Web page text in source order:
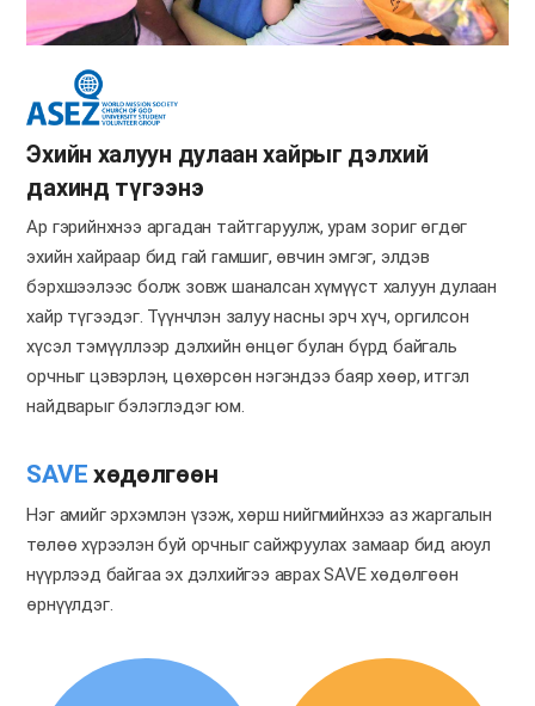
Эхийн халуун дулаан хайрыг дэлхий
дахинд түгээнэ
Ар гэрийнхнээ аргадан тайтгаруулж, урам зориг өгдөг
эхийн хайраар бид гай гамшиг, өвчин эмгэг, элдэв
бэрхшээлээс болж зовж шаналсан хүмүүст халуун дулаан
хайр түгээдэг. Түүнчлэн залуу насны эрч хүч, оргилсон
хүсэл тэмүүллээр дэлхийн өнцөг булан бүрд байгаль
орчныг цэвэрлэн, цөхөрсөн нэгэндээ баяр хөөр, итгэл
найдварыг бэлэглэдэг юм.
SAVE хөдөлгөөн
Нэг амийг эрхэмлэн үзэж, хөрш нийгмийнхээ аз жаргалын
төлөө хүрээлэн буй орчныг сайжруулах замаар бид аюул
нүүрлээд байгаа эх дэлхийгээ аврах SAVE хөдөлгөөн
өрнүүлдэг.